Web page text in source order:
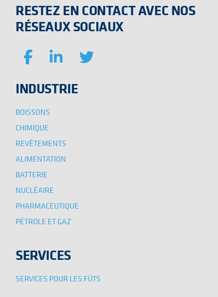
RESTEZ EN CONTACT AVEC NOS
RÉSEAUX SOCIAUX
INDUSTRIE
BOISSONS
CHIMIQUE
REVÊTEMENTS
ALIMENTATION
BATTERIE
NUCLÉAIRE
PHARMACEUTIQUE
PÉTROLE ET GAZ
SERVICES
SERVICES POUR LES FÛTS